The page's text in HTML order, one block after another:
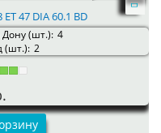
ET 47 DIA 60.1 BD
Дону (шт.): 4
(шт.): 2